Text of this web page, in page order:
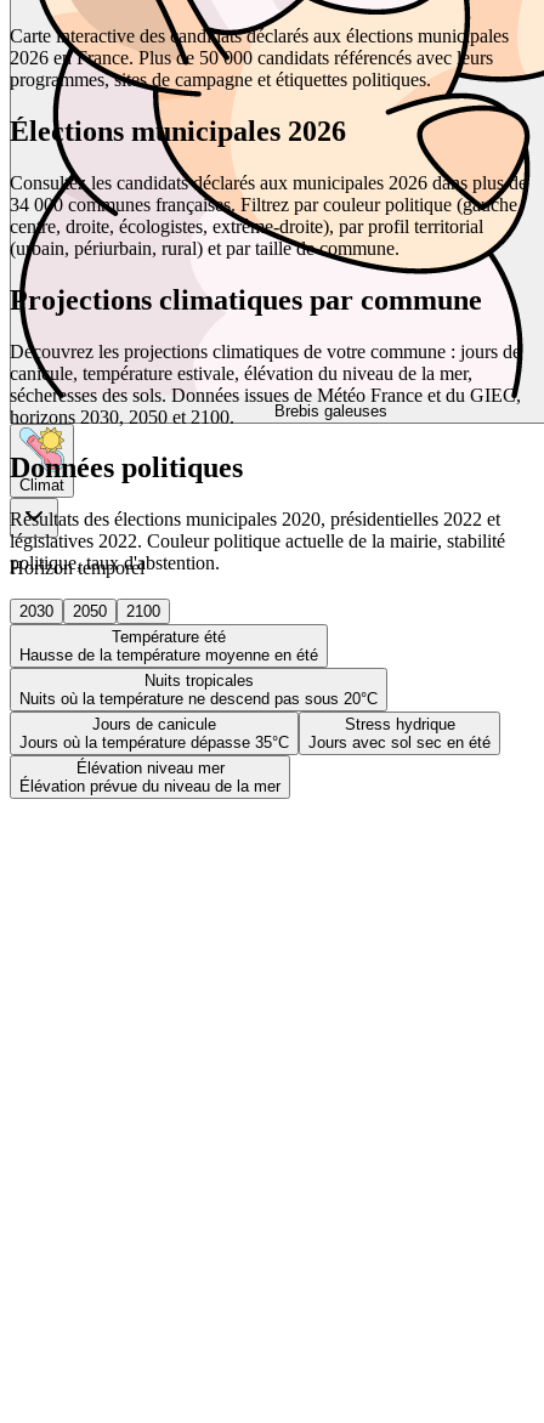
Brebis galeuses
Climat
Horizon temporel
2030 2050
2100
Température été
Hausse de la température moyenne en été
Nuits tropicales
Nuits où la température ne descend pas sous 20°C
Jours de canicule
Jours où la température dépasse 35°C
Stress hydrique
Jours avec sol sec en été
Élévation niveau mer
Élévation prévue du niveau de la mer
Carte interactive des candidats déclarés aux élections municipales
2026 en France. Plus de 50 000 candidats référencés avec leurs
programmes, sites de campagne et étiquettes politiques.
Élections municipales 2026
Consultez les candidats déclarés aux municipales 2026 dans plus de
34 000 communes françaises. Filtrez par couleur politique (gauche,
centre, droite, écologistes, extrême-droite), par profil territorial
(urbain, périurbain, rural) et par taille de commune.
Projections climatiques par commune
Découvrez les projections climatiques de votre commune : jours de
canicule, température estivale, élévation du niveau de la mer,
sécheresses des sols. Données issues de Météo France et du GIEC,
horizons 2030, 2050 et 2100.
Données politiques
Résultats des élections municipales 2020, présidentielles 2022 et
législatives 2022. Couleur politique actuelle de la mairie, stabilité
politique, taux d'abstention.